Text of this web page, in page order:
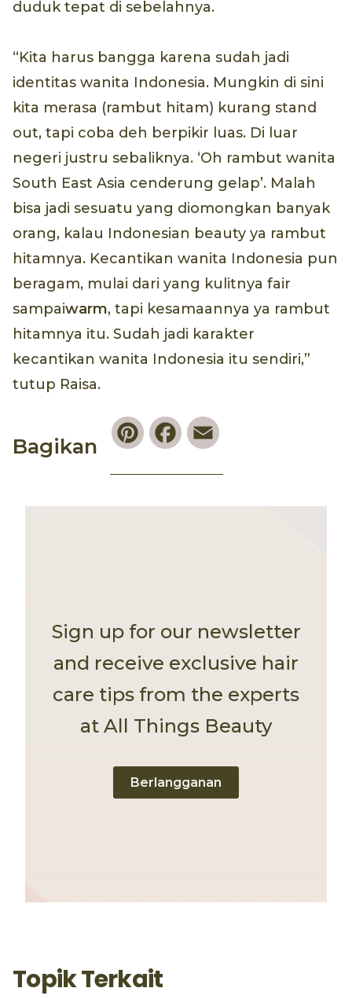
duduk tepat di sebelahnya.
“Kita harus bangga karena sudah jadi
identitas wanita Indonesia. Mungkin di sini
kita merasa (rambut hitam) kurang stand
out, tapi coba deh berpikir luas. Di luar
negeri justru sebaliknya. ‘Oh rambut wanita
South East Asia cenderung gelap’. Malah
bisa jadi sesuatu yang diomongkan banyak
orang, kalau Indonesian beauty ya rambut
hitamnya. Kecantikan wanita Indonesia pun
beragam, mulai dari yang kulitnya fair
sampaiwarm, tapi kesamaannya ya rambut
hitamnya itu. Sudah jadi karakter
kecantikan wanita Indonesia itu sendiri,”
tutup Raisa.
Bagikan
PinterestFacebook
Sign up for our newsletter
and receive exclusive hair
care tips from the experts
at All Things Beauty
Berlangganan
Topik Terkait